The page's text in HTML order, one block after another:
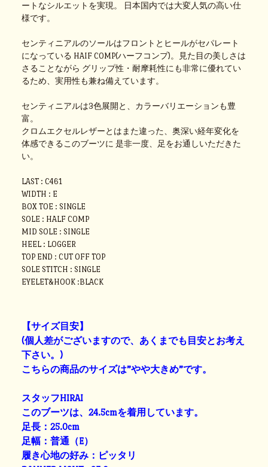
ートなシルエットを実現。 日本国内では大変人気の高い仕
様です。
センティニアルのソールはフロントとヒールがセパレート
になっている HAIF COMP(ハーフコンプ)。見た目の美しさは
さることながら グリップ性・耐摩耗性にも非常に優れてい
るため、実用性も兼ね備えています。
センティニアルは3色展開と、カラーバリエーションも豊
富。
クロムエクセルレザーとはまた違った、奥深い経年変化を
体感できるこのブーツに 是非一度、足をお通しいただきた
い。
LAST : C461
WIDTH : E
BOX TOE : SINGLE
SOLE : HALF COMP
MID SOLE : SINGLE
HEEL : LOGGER
TOP END : CUT OFF TOP
SOLE STITCH : SINGLE
EYELET&HOOK :BLACK
【サイズ目安】
(個人差がございますので、あくまでも目安とお考え
下さい。)
こちらの商品のサイズは”やや大きめ”です。
スタッフHIRAI
このブーツは、24.5cmを着用しています。
足長：25.0cm
足幅：普通（E）
履き心地の好み：ピッタリ